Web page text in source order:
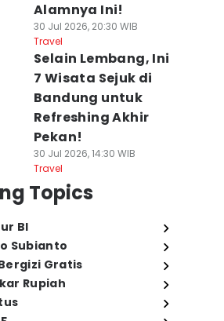
Cara Melakukan
Care dan
Stres
Pria
Agu 2026, 19:00 WIB
7 Ide Styling T-
Shirt dan Baggy
Pants ala Ryu
Vachirawich, Kece
Abis!
Men
Alamnya Ini!
30 Jul 2026, 20:30 WIB
Travel
Selain Lembang, Ini
7 Wisata Sejuk di
Bandung untuk
Refreshing Akhir
Pekan!
30 Jul 2026, 14:30 WIB
Travel
Topics
BI
Subianto
Gratis
Rupiah